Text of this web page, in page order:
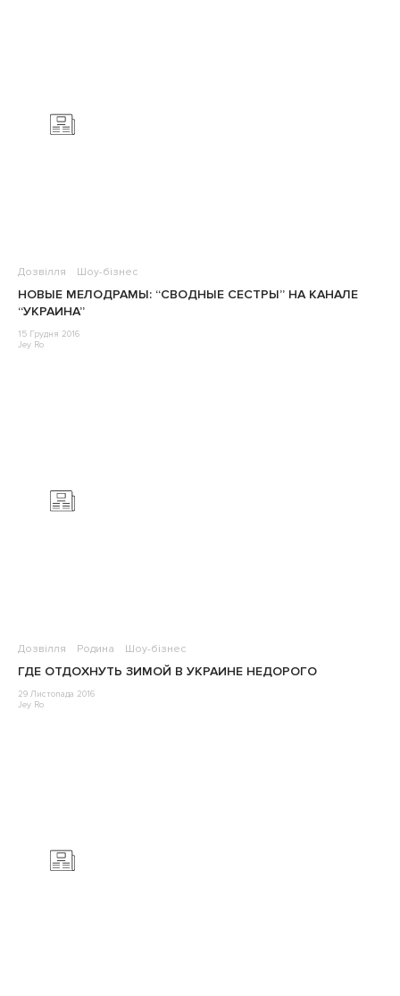
Дозвілля Шоу-бізнес
НОВЫЕ МЕЛОДРАМЫ: “СВОДНЫЕ СЕСТРЫ” НА КАНАЛЕ
“УКРАИНА”
15 Грудня 2016
Jey Ro
Дозвілля Родина Шоу-бізнес
ГДЕ ОТДОХНУТЬ ЗИМОЙ В УКРАИНЕ НЕДОРОГО
29 Листопада 2016
Jey Ro